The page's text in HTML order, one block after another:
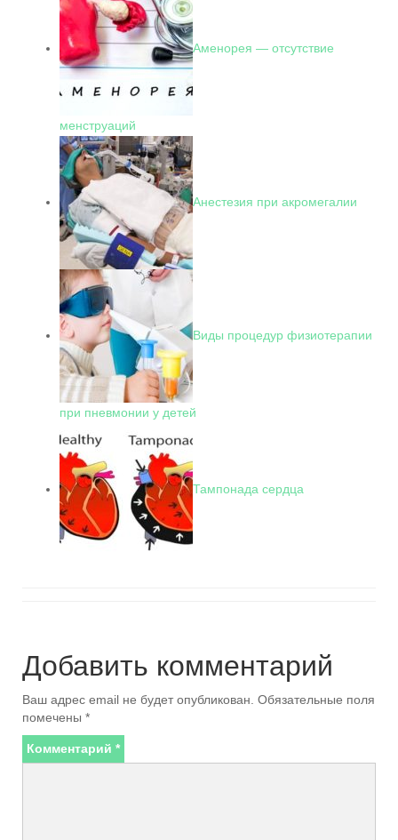
Аменорея — отсутствие
менструаций
Анестезия при акромегалии
Виды процедур физиотерапии
при пневмонии у детей
Тампонада сердца
Добавить комментарий
Ваш адрес email не будет опубликован. Обязательные поля
помечены *
Комментарий *